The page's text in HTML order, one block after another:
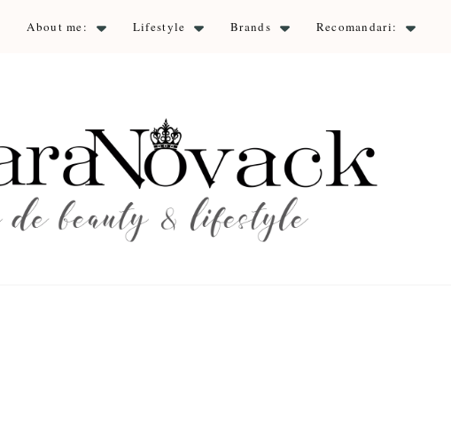
About me: Lifestyle Brands Recomandari: